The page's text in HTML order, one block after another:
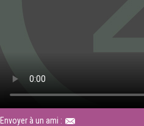
Envoyer à un ami :